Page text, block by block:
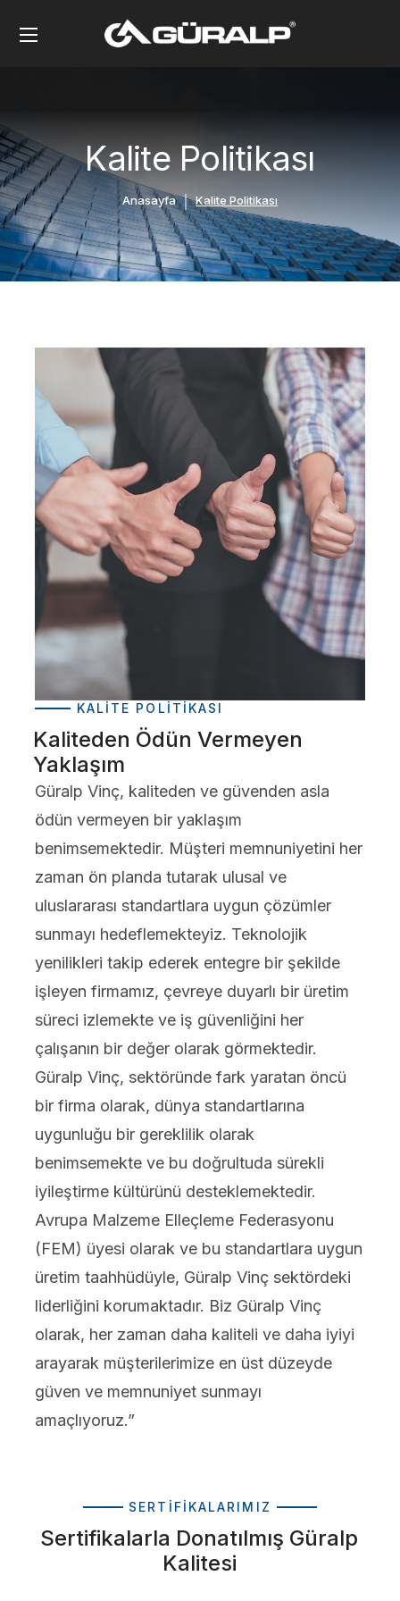
Kalite Politikası
Anasayfa Kalite Politikası
KALITE POLITIKASI
Kaliteden Ödün Vermeyen
Yaklaşım
Güralp Vinç, kaliteden ve güvenden asla
ödün vermeyen bir yaklaşım
benimsemektedir. Müşteri memnuniyetini her
zaman ön planda tutarak ulusal ve
uluslararası standartlara uygun çözümler
sunmayı hedeflemekteyiz. Teknolojik
yenilikleri takip ederek entegre bir şekilde
işleyen firmamız, çevreye duyarlı bir üretim
süreci izlemekte ve iş güvenliğini her
çalışanın bir değer olarak görmektedir.
Güralp Vinç, sektöründe fark yaratan öncü
bir firma olarak, dünya standartlarına
uygunluğu bir gereklilik olarak
benimsemekte ve bu doğrultuda sürekli
iyileştirme kültürünü desteklemektedir.
Avrupa Malzeme Elleçleme Federasyonu
(FEM) üyesi olarak ve bu standartlara uygun
üretim taahhüdüyle, Güralp Vinç sektördeki
liderliğini korumaktadır. Biz Güralp Vinç
olarak, her zaman daha kaliteli ve daha iyiyi
arayarak müşterilerimize en üst düzeyde
güven ve memnuniyet sunmayı
amaçlıyoruz.”
SERTIFIKALARIMIZ
Sertifikalarla Donatılmış Güralp
Kalitesi